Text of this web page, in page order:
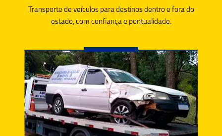
Transporte de veículos para destinos dentro e fora do
estado, com confiança e pontualidade.